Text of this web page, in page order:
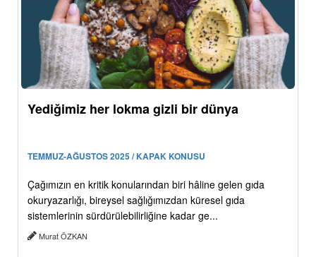
Yediğimiz her lokma gizli bir dünya
TEMMUZ-AĞUSTOS 2025 / KAPAK KONUSU
Çağımızın en kritik konularından biri hâline gelen gıda
okuryazarlığı, bireysel sağlığımızdan küresel gıda
sistemlerinin sürdürülebilirliğine kadar ge...
Murat ÖZKAN